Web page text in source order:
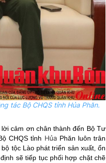
tác Bộ CHQS tỉnh Hủa Phăn.
cảm ơn chân thành đến Bộ Tư
CHQS tỉnh Hủa Phăn luôn trân
tộc Lào phát triển sản xuất, ổn
sẽ tiếp tục phối hợp chặt chẽ